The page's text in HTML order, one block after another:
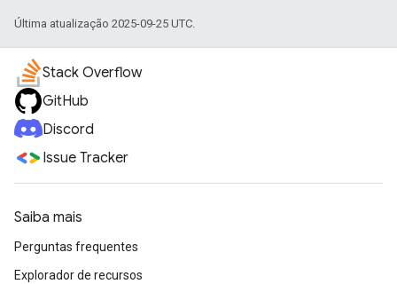
Última atualização 2025-09-25 UTC.
Stack Overflow
GitHub
Discord
Issue Tracker
Saiba mais
Perguntas frequentes
Explorador de recursos